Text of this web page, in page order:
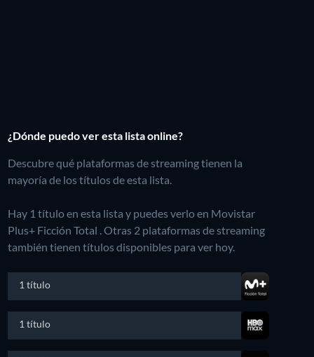
¿Dónde puedo ver esta lista online?
Descubre qué plataformas de streaming tienen la
mayoría de los títulos de esta lista.
Hay 1 título en esta lista y puedes verlo en Movistar
Plus+ Ficción Total .Otras 2 plataformas de streaming
también tienen títulos disponibles para ver hoy.
1 título
1 título